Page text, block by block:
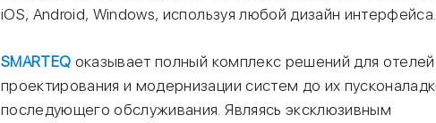
iOS, Android, Windows, используя любой дизайн интерфейса.
SMARTEQ оказывает полный комплекс решений для
проектирования и модернизации систем до их
последующего обслуживания. Являясь эксклюзивным